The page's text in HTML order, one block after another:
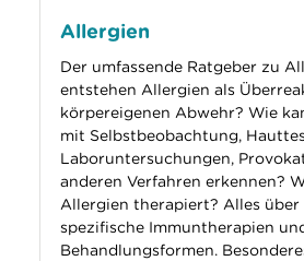
Allergien
Der umfassende Ratgeber zu
entstehen Allergien als
körpereigenen Abwehr? Wie
mit Selbstbeobachtung,
Laboruntersuchungen,
anderen Verfahren erkennen?
Allergien therapiert? Alles über
spezifische Immuntherapien
Behandlungsformen.